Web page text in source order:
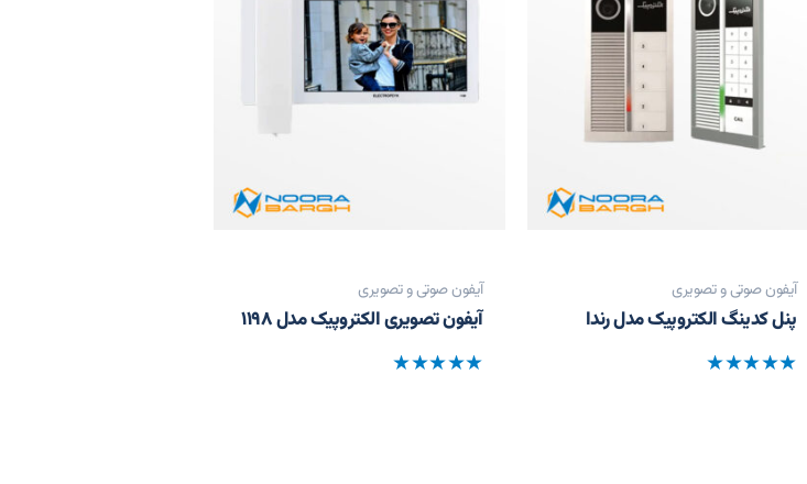
آیفون صوتی و تصویری
پنل کدینگ الکتروپیک مدل رندا
آیفون صوتی و تصویری
آیفون تصویری الکتروپیک مدل ۱۱۹۸